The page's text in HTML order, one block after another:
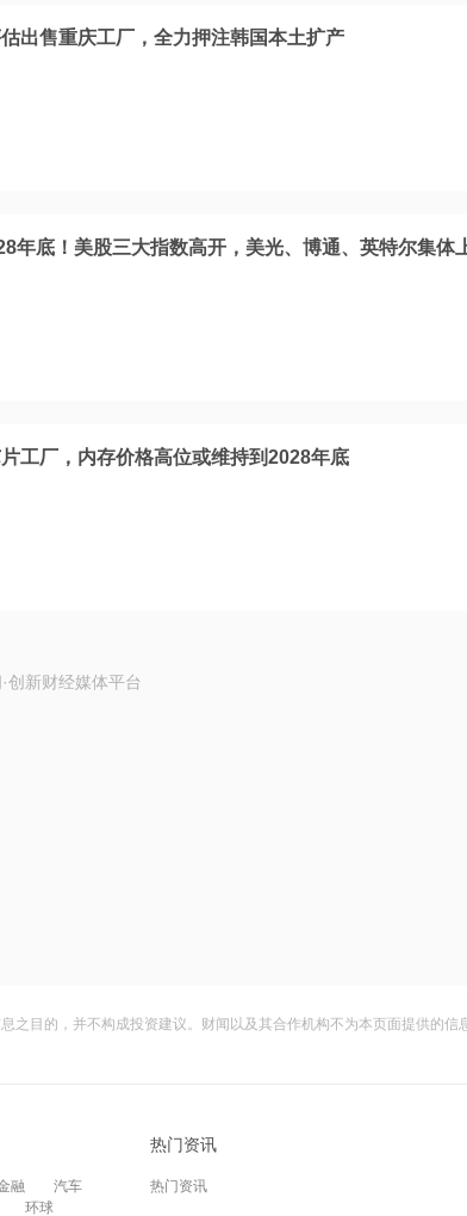
出售重庆工厂，全力押注韩国本土扩产
年底！美股三大指数高开，美光、博通、英特尔集体
工厂，内存价格高位或维持到2028年底
创新财经媒体平台
之目的，并不构成投资建议。财闻以及其合作机构不为本页面提供的
融
汽车
环球
热门资讯
热门资讯